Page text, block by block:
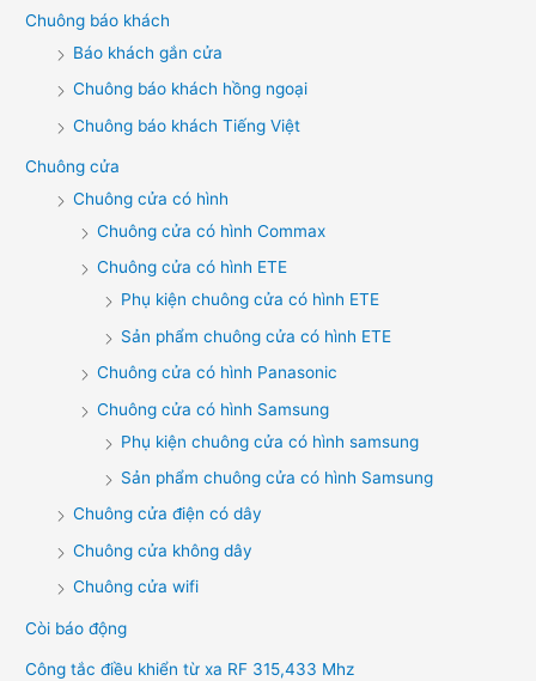
Chuông báo khách
Báo khách gắn cửa
Chuông báo khách hồng ngoại
Chuông báo khách Tiếng Việt
Chuông cửa
Chuông cửa có hình
Chuông cửa có hình Commax
Chuông cửa có hình ETE
Phụ kiện chuông cửa có hình ETE
Sản phẩm chuông cửa có hình ETE
Chuông cửa có hình Panasonic
Chuông cửa có hình Samsung
Phụ kiện chuông cửa có hình samsung
Sản phẩm chuông cửa có hình Samsung
Chuông cửa điện có dây
Chuông cửa không dây
Chuông cửa wifi
Còi báo động
Công tắc điều khiển từ xa RF 315,433 Mhz